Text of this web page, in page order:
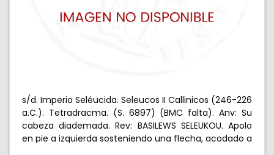
s/d. Imperio Seléucida. Seleucos II Callinicos (246-226
a.C.). Tetradracma. (S. 6897) (BMC falta). Anv: Su
cabeza diademada. Rev: BASILEWS SELEUKOU. Apolo
en pie a izquierda sosteniendo una flecha, acodado a